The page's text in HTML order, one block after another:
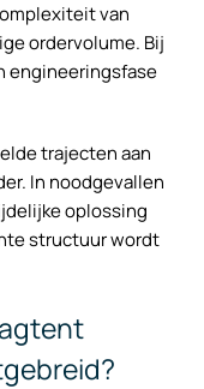
van
ordervolume. Bij
engineeringsfase
trajecten aan
In noodgevallen
oplossing
structuur wordt